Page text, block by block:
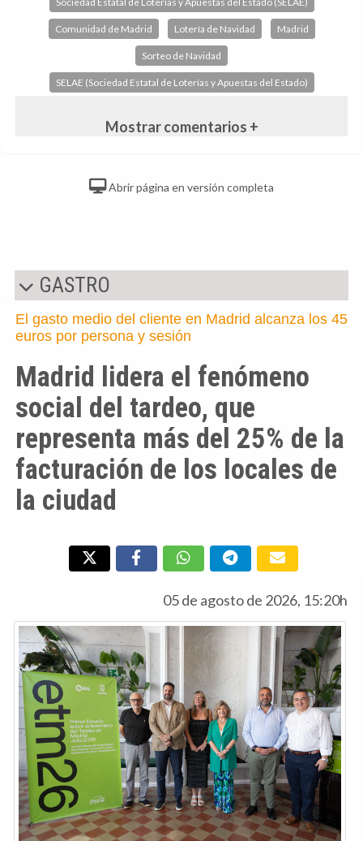
Comunidad de Madrid Lotería de Navidad Madrid
Sorteo de Navidad
SELAE (Sociedad Estatal de Loterías y Apuestas del Estado)
Mostrar comentarios +
Abrir página en versión completa
GASTRO
El gasto medio del cliente en Madrid alcanza los 45
euros por persona y sesión
Madrid lidera el fenómeno
social del tardeo, que
representa más del 25% de la
facturación de los locales de
la ciudad
05 de agosto de 2026, 15:20h